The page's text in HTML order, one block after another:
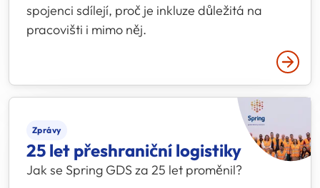
spojenci sdílejí, proč je inkluze důležitá na
pracovišti i mimo něj.
Zprávy
25 let přeshraniční logistiky
Jak se Spring GDS za 25 let proměnil?